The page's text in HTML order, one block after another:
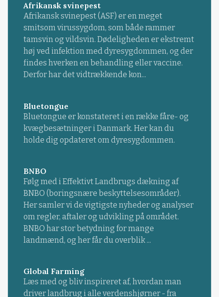
Afrikansk svinepest
Afrikansk svinepest (ASF) er en meget
smitsom virussygdom, som både rammer
tamsvin og vildsvin. Dødeligheden er ekstremt
høj ved infektion med dyresygdommen, og der
findes hverken en behandling eller vaccine.
Derfor har det vidtrækkende kon...
Bluetongue
Bluetongue er konstateret i en række fåre- og
kvægbesætninger i Danmark. Her kan du
holde dig opdateret om dyresygdommen.
BNBO
Følg med i Effektivt Landbrugs dækning af
BNBO (boringsnære beskyttelsesområder).
Her samler vi de vigtigste nyheder og analyser
om regler, aftaler og udvikling på området.
BNBO har stor betydning for mange
landmænd, og her får du overblik ...
Global Farming
Læs med og bliv inspireret af, hvordan man
driver landbrug i alle verdenshjørner - fra